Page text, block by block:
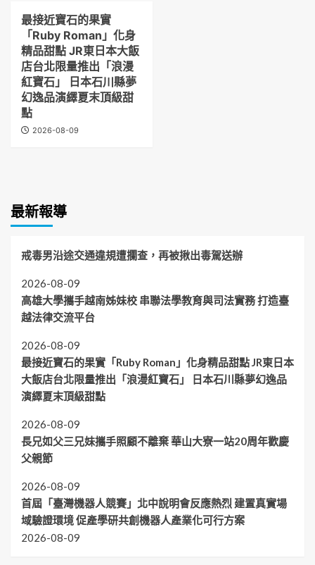
最接近寶石的果實
「Ruby Roman」化身
精品甜點 JR東日本大飯
店台北限量推出「浪漫
紅寶石」 日本石川縣夢
幻逸品演繹夏末頂級甜
點
2026-08-09
最新報導
戒毒男沿途交通違規遭攔查，再被揪出毒駕送辦
2026-08-09
高雄大學攜手越南姊妹校 串聯法學教育與司法實務 打造臺
越法律交流平台
2026-08-09
最接近寶石的果實「Ruby Roman」化身精品甜點 JR東日本
大飯店台北限量推出「浪漫紅寶石」 日本石川縣夢幻逸品
演繹夏末頂級甜點
2026-08-09
長兄如父三兄妹攜手照顧不離棄 華山大寮一站20周年歡慶
父親節
2026-08-09
首屆「臺灣機器人競賽」北中說明會反應熱烈 建置真實場
域驗證環境 促產學研共創機器人產業化可行方案
2026-08-09